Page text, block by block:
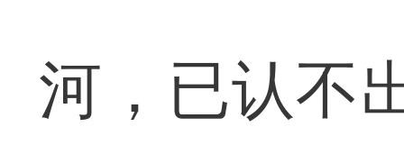
河，已认不